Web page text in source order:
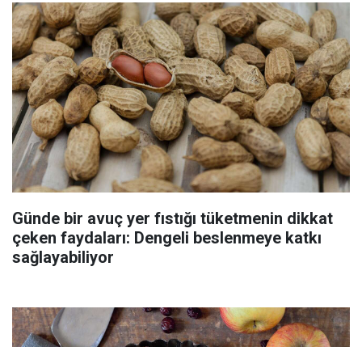
Günde bir avuç yer fıstığı tüketmenin dikkat
çeken faydaları: Dengeli beslenmeye katkı
sağlayabiliyor